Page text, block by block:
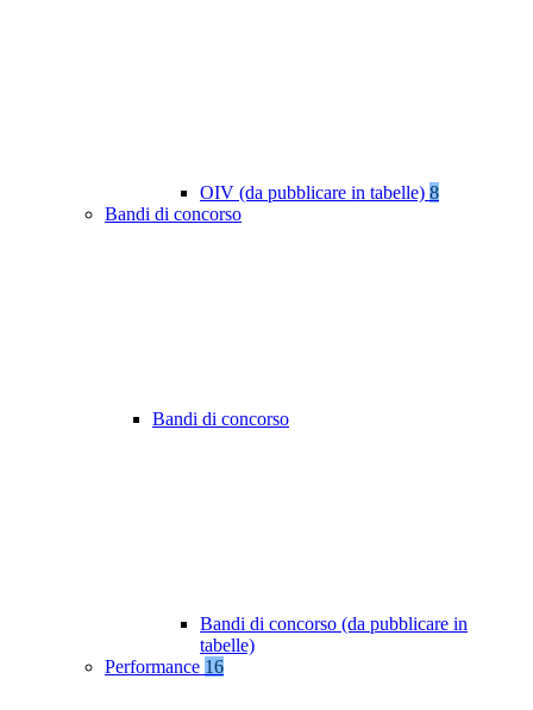
OIV (da pubblicare in tabelle) 8
Bandi di concorso
Bandi di concorso
Bandi di concorso (da pubblicare in
tabelle)
Performance 16